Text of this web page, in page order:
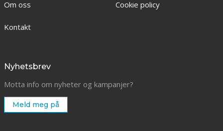
Om oss
Kontakt
Cookie policy
Nyhetsbrev
Motta info om nyheter og kampanjer?
Meld meg på